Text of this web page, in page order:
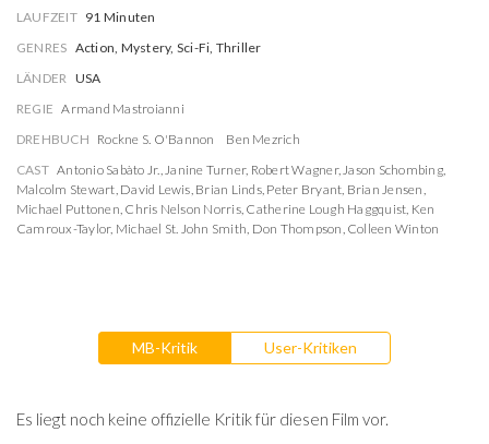
LAUFZEIT 91 Minuten
GENRES Action, Mystery, Sci-Fi, Thriller
LÄNDER USA
REGIE Armand Mastroianni
DREHBUCH Rockne S. O'Bannon
Ben Mezrich
CAST Antonio Sabàto Jr.,Janine Turner, Robert Wagner,Jason Schombing,
Malcolm Stewart, David Lewis, Brian Linds, Peter Bryant, Brian Jensen,
Michael Puttonen, Chris Nelson Norris, Catherine Lough Haggquist, Ken
Camroux-Taylor, Michael St. John Smith, Don Thompson, Colleen Winton
MB-Kritik User-Kritiken
Es liegt noch keine offizielle Kritik für diesen Film vor.